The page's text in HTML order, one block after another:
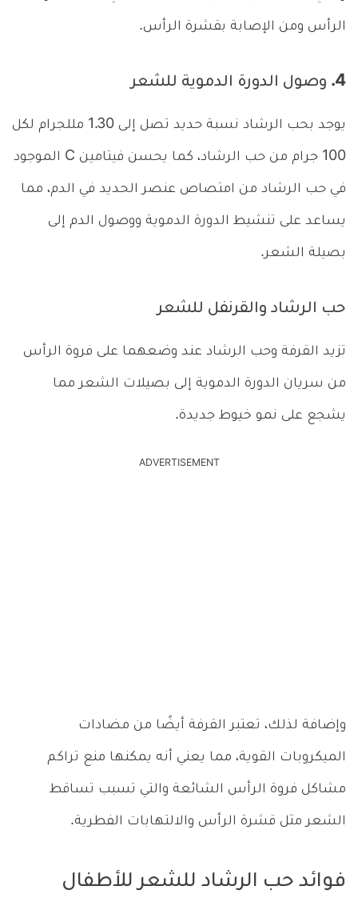
الرأس ومن الإصابة بقشرة الرأس.
4. وصول الدورة الدموية للشعر
يوجد بحب الرشاد نسبة حديد تصل إلى 1.30 مللجرام لكل
100 جرام من حب الرشاد، كما يحسن فيتامين C الموجود
في حب الرشاد من امتصاص عنصر الحديد في الدم، مما
يساعد على تنشيط الدورة الدموية ووصول الدم إلى
بصيلة الشعر.
حب الرشاد والقرنفل للشعر
تزيد القرفة وحب الرشاد عند وضعهما على فروة الرأس
من سريان الدورة الدموية إلى بصيلات الشعر مما
يشجع على نمو خيوط جديدة.
ADVERTISEMENT
وإضافة لذلك، تعتبر القرفة أيضًا من مضادات
الميكروبات القوية، مما يعني أنه يمكنها منع تراكم
مشاكل فروة الرأس الشائعة والتي تسبب تساقط
الشعر مثل قشرة الرأس والالتهابات الفطرية.
فوائد حب الرشاد للشعر للأطفال